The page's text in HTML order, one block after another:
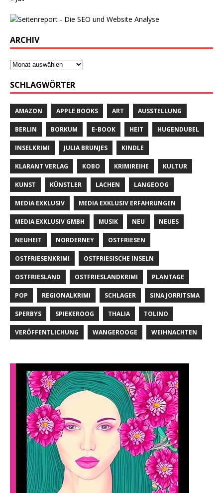
ARCHIV
SCHLAGWÖRTER
AMAZON APPLE BOOKS ART AUSSTELLUNG
BERLIN BORKUM E-BOOK HEIT HUGENDUBEL
INSELKRIMI JULIA BRUNJES KINDLE
KLARANT VERLAG KOBO KRIMIREIHE KULTUR
KUNST KÜNSTLER LACHEN LANGEOOG
MEDIA EXKLUSIV MEDIA EXKLUSIV ERFAHRUNGEN
MEDIA EXKLUSIV GMBH MUSIK NEU NEUES
NEUHEIT NORDERNEY OSTFRIESEN
OSTFRIESENKRIMI OSTFRIESISCHE INSELN
OSTFRIESLAND OSTFRIESLANDKRIMI PLANTAGE
POP REGIONALKRIMI SCHLAGER SINA JORRITSMA
SPERBYS SPIEKEROOG THALIA TOLINO
VERÖFFENTLICHUNG WANGEROOGE WEIHNACHTEN